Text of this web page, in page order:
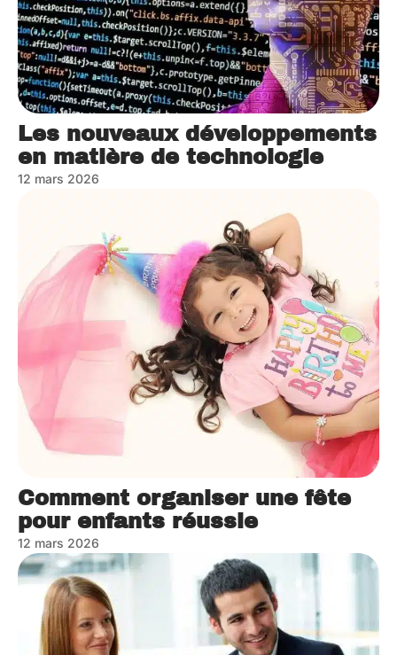
Les nouveaux développements
en matière de technologie
12 mars 2026
Comment organiser une fête
pour enfants réussie
12 mars 2026